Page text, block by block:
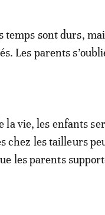
temps sont durs,
Les parents
la vie, les enfants
chez les tailleurs
les parents